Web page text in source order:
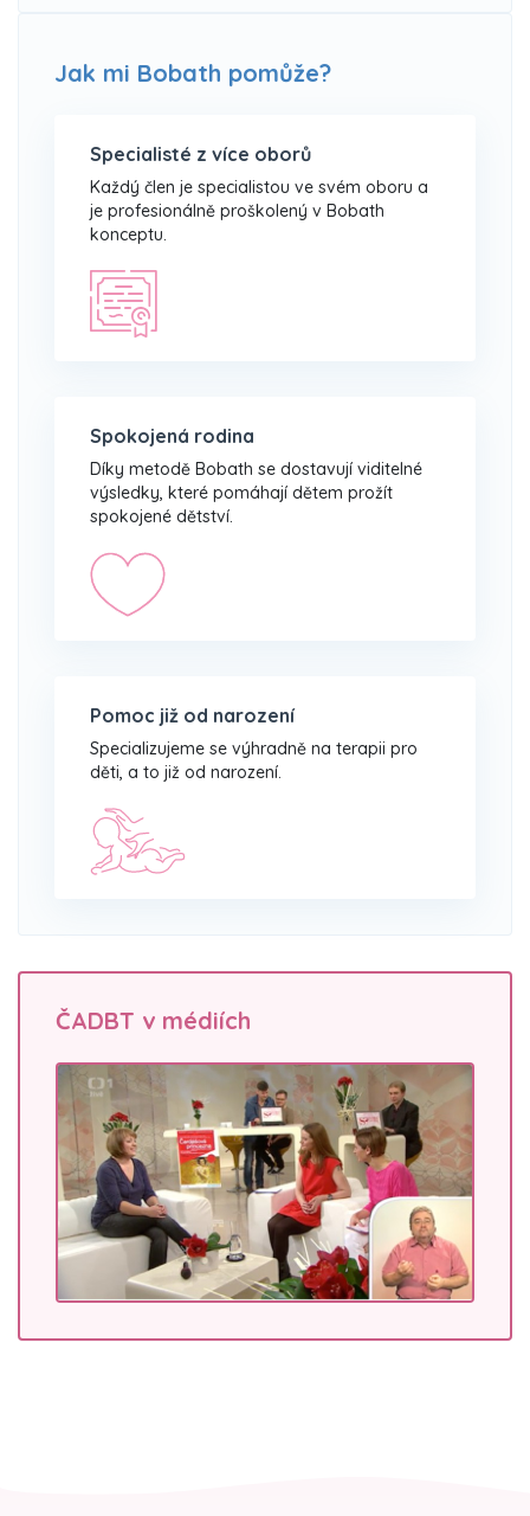
Jak mi Bobath pomůže?
Specialisté z více oborů
Každý člen je specialistou ve svém oboru a
je profesionálně proškolený v Bobath
konceptu.
Spokojená rodina
Díky metodě Bobath se dostavují viditelné
výsledky, které pomáhají dětem prožít
spokojené dětství.
Pomoc již od narození
Specializujeme se výhradně na terapii pro
děti, a to již od narození.
ČADBT v médiích